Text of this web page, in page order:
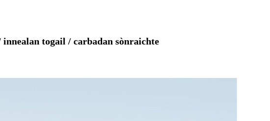
togail / carbadan sònraichte